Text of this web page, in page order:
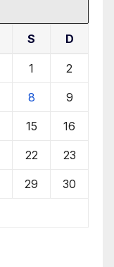
S D
1 2
8 9
15 16
22 23
29 30